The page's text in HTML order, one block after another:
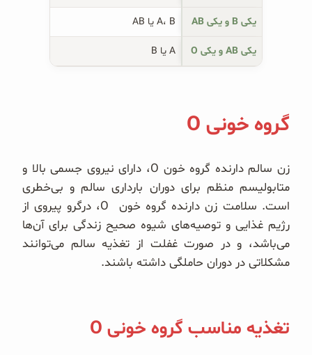
یکی B و یکی AB A، B یا AB
یکی AB و یکی O A یا B
گروه خونی O
زن سالم دارنده گروه خون O، دارای نیروی جسمی بالا و
متابولیسم منظم برای دوران بارداری سالم و بی‌خطری
است. سلامت زن دارنده گروه خون O، درگرو پیروی از
رژیم غذایی و توصیه‌های شیوه صحیح زندگی برای آن‌ها
می‌باشد، و در صورت غفلت از تغذیه سالم می‌توانند
مشکلاتی در دوران حاملگی داشته باشند.
تغذیه مناسب گروه خونی O